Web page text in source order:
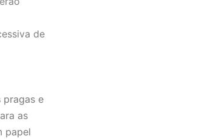
de
pragas e
as
papel